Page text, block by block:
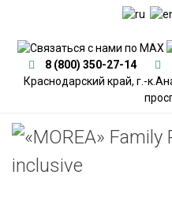
8 (800) 350-27-14
Краснодарский край, г.-